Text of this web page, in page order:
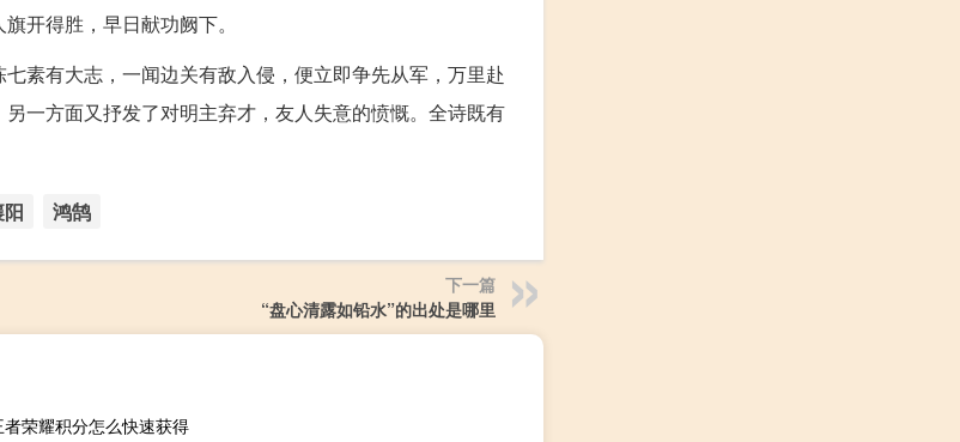
开得胜，早日献功阙下。
素有大志，一闻边关有敌入侵，便立即争先从军，万里赴
一方面又抒发了对明主弃才，友人失意的愤慨。全诗既有
鸿鹄
下一篇
“盘心清露如铅水”的出处是哪里
者荣耀积分怎么快速获得